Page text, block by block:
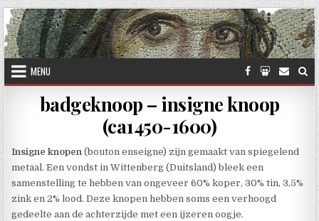
Skip to content
MENU
badgeknoop – insigne knoop
(ca1450-1600)
Insigne knopen (bouton enseigne) zijn gemaakt van spiegelend
metaal. Een vondst in Wittenberg (Duitsland) bleek een
samenstelling te hebben van ongeveer 60% koper, 30% tin, 3,5%
zink en 2% lood. Deze knopen hebben soms een verhoogd
gedeelte aan de achterzijde met een ijzeren oogje.